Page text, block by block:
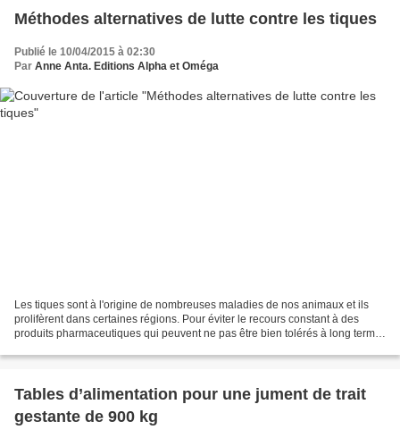
Méthodes alternatives de lutte contre les tiques
Publié le 10/04/2015 à 02:30
Par Anne Anta. Editions Alpha et Oméga
Les tiques sont à l'origine de nombreuses maladies de nos animaux et ils
prolifèrent dans certaines régions. Pour éviter le recours constant à des
produits pharmaceutiques qui peuvent ne pas être bien tolérés à long terme,
Tables d’alimentation pour une jument de trait
gestante de 900 kg